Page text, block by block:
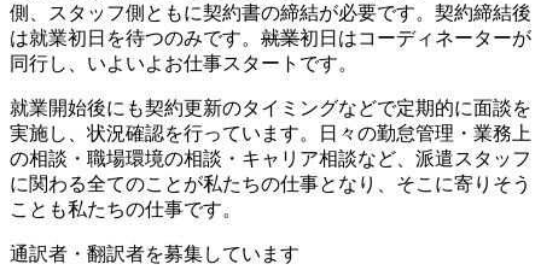
側、スタッフ側ともに契約書の締結が必要です。契約締結後
は就業初日を待つのみです。 就業初日はコーディネーターが
同行し、いよいよお仕事スタートです。
就業開始後にも契約更新のタイミングなどで定期的に面談を
実施し、状況確認を行っています。日々の勤怠管理・業務上
の相談・職場環境の相談・キャリア相談など、派遣スタッフ
に関わる全てのことが私たちの仕事となり、そこに寄りそう
ことも私たちの仕事です。
通訳者・翻訳者を募集しています